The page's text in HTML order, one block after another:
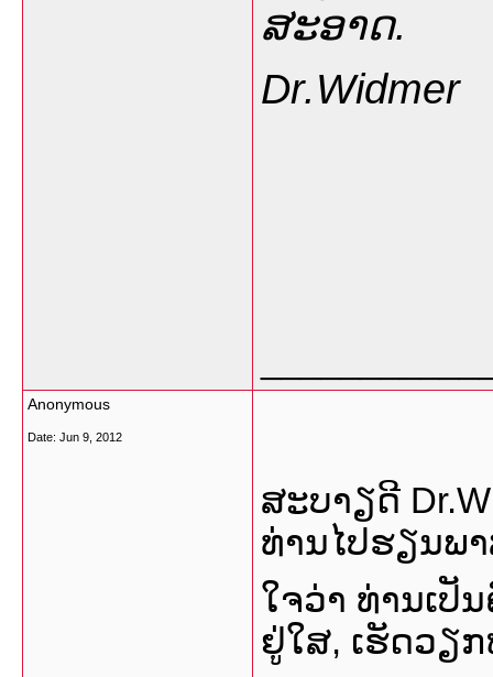
ສະອາດ.
Dr.Widmer
Anonymous
Date: Jun 9, 2012
ສະບາຽດີ
ທ່ານໄປຮຽນພ
ໃຈວ່າ ທ່ານເປັ
ຢູ່ໃສ, ເຮັດວຽ